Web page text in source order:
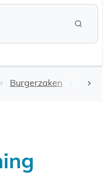
Burgerzaken